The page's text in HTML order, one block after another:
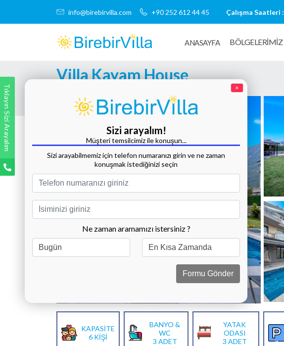
info@birebirvilla.com +90 252 612 44 45 Çalışma Saatleri :
ANASAYFA BÖLGELERİMİZ
Villa Kayam House
Tüm Fotoğrafları Göster
KAPASİTE
6 KİŞİ
BANYO &
WC
3 ADET
YATAK
ODASI
3 ADET
Tıklayın Sizi Arayalım ×
Sizi arayalım!
Müşteri temsilcimiz ile konuşun...
Sizi arayabilmemiz için telefon numaranızı girin ve ne zaman
konuşmak istediğinizi seçin
Ne zaman aramamızı istersiniz ?
Formu Gönder